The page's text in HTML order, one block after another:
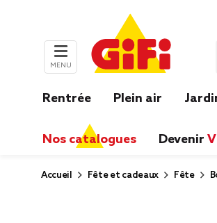
MENU
Rentrée Plein air
Nos catalogues Devenir
Accueil Fête et cadeaux Fête